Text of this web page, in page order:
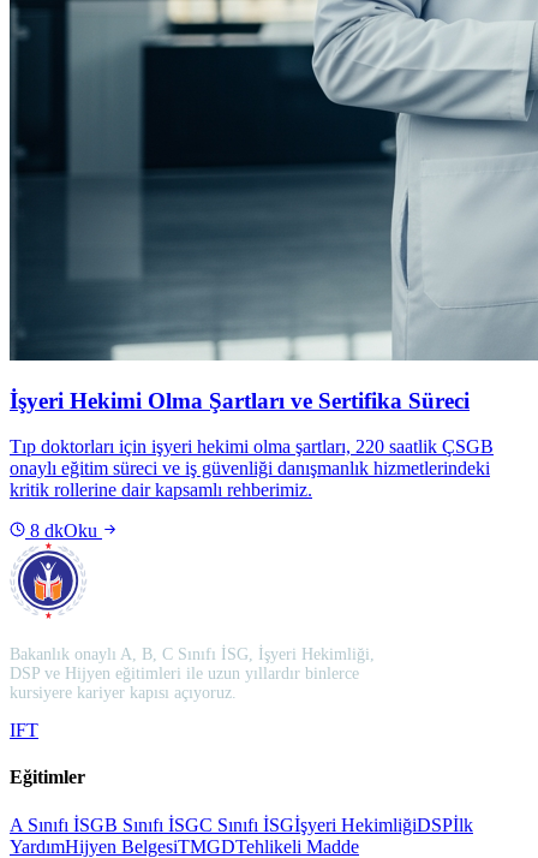
İşyeri Hekimi Olma Şartları ve Sertifika Süreci
Tıp doktorları için işyeri hekimi olma şartları, 220 saatlik ÇSGB
onaylı eğitim süreci ve iş güvenliği danışmanlık hizmetlerindeki
kritik rollerine dair kapsamlı rehberimiz.
8 dkOku
Bakanlık onaylı A, B, C Sınıfı İSG, İşyeri Hekimliği,
DSP ve Hijyen eğitimleri ile uzun yıllardır binlerce
kursiyere kariyer kapısı açıyoruz.
IFT
Eğitimler
A Sınıfı İSGB Sınıfı İSGC Sınıfı İSGİşyeri HekimliğiDSPİlk
YardımHijyen BelgesiTMGDTehlikeli Madde